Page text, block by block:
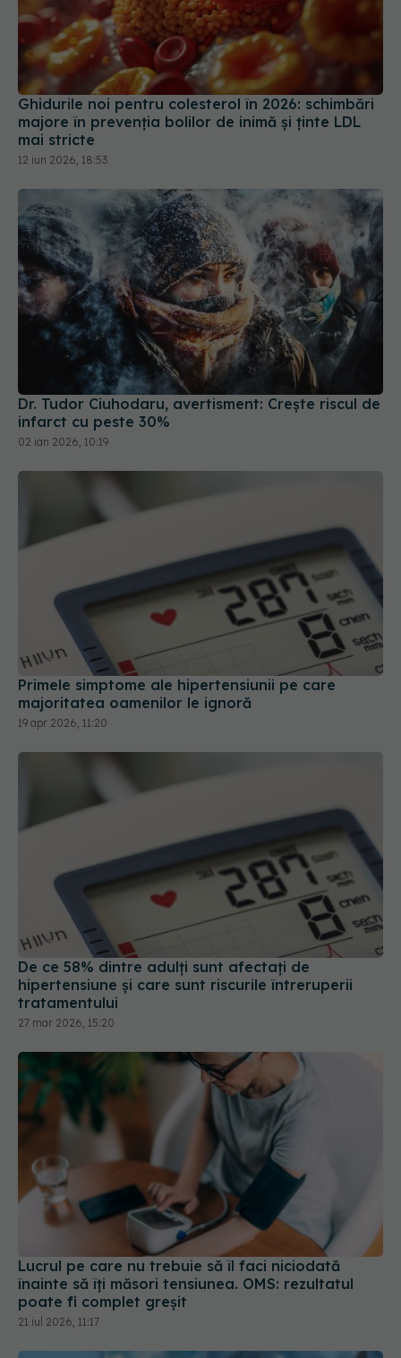
Ghidurile noi pentru colesterol în 2026: schimbări
majore în prevenția bolilor de inimă și ținte LDL
mai stricte
12 iun 2026, 18:53
Dr. Tudor Ciuhodaru, avertisment: Crește riscul de
infarct cu peste 30%
02 ian 2026, 10:19
Primele simptome ale hipertensiunii pe care
majoritatea oamenilor le ignoră
19 apr 2026, 11:20
De ce 58% dintre adulți sunt afectați de
hipertensiune și care sunt riscurile întreruperii
tratamentului
27 mar 2026, 15:20
Lucrul pe care nu trebuie să îl faci niciodată
înainte să îți măsori tensiunea. OMS: rezultatul
poate fi complet greșit
21 iul 2026, 11:17